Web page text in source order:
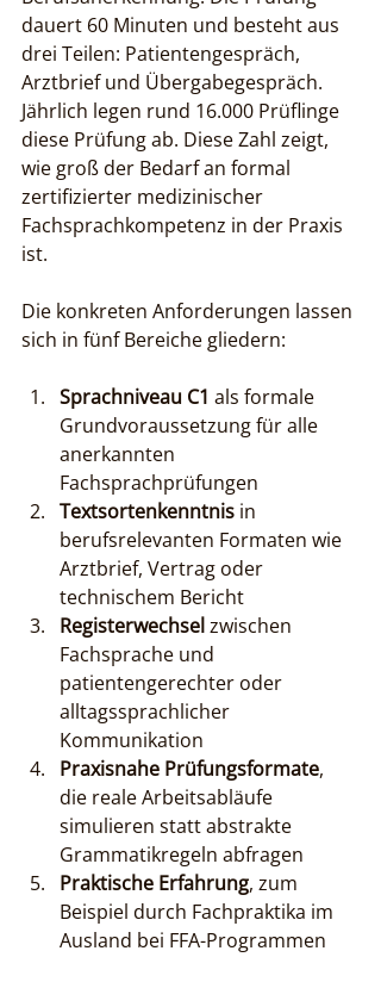
dauert 60 Minuten und besteht aus
drei Teilen: Patientengespräch,
Arztbrief und Übergabegespräch.
Jährlich legen rund 16.000 Prüflinge
diese Prüfung ab. Diese Zahl zeigt,
wie groß der Bedarf an formal
zertifizierter medizinischer
Fachsprachkompetenz in der Praxis
ist.
Die konkreten Anforderungen lassen
sich in fünf Bereiche gliedern:
Sprachniveau C1 als formale
Grundvoraussetzung für alle
anerkannten
Fachsprachprüfungen
Textsortenkenntnis in
berufsrelevanten Formaten wie
Arztbrief, Vertrag oder
technischem Bericht
Registerwechsel zwischen
Fachsprache und
patientengerechter oder
alltagssprachlicher
Kommunikation
Praxisnahe Prüfungsformate,
die reale Arbeitsabläufe
simulieren statt abstrakte
Grammatikregeln abfragen
Praktische Erfahrung, zum
Beispiel durch Fachpraktika im
Ausland bei FFA-Programmen